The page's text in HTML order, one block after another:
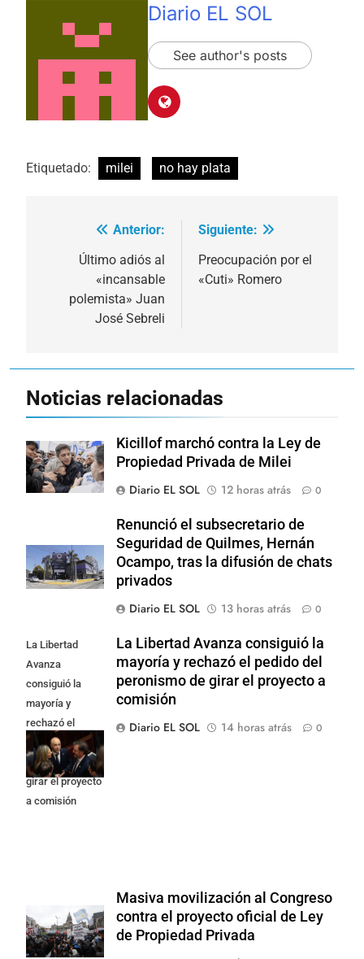
Diario EL SOL
See author's posts
Etiquetado: milei no hay plata
Navegación
entradas
Anterior:
Último adiós al
«incansable
polemista» Juan
José Sebreli
Siguiente:
Preocupación por el
«Cuti» Romero
Noticias relacionadas
Kicillof marchó contra la Ley de
Propiedad Privada de Milei
Diario EL SOL
12 horas atrás 0
Renunció el subsecretario de
Seguridad de Quilmes, Hernán
Ocampo, tras la difusión de chats
privados
Diario EL SOL
13 horas atrás 0
La Libertad
Avanza
consiguió la
mayoría y
rechazó el
pedido del
peronismo de
girar el proyecto
a comisión
La Libertad Avanza consiguió la
mayoría y rechazó el pedido del
peronismo de girar el proyecto a
comisión
Diario EL SOL
14 horas atrás 0
Masiva movilización al Congreso
contra el proyecto oficial de Ley
de Propiedad Privada